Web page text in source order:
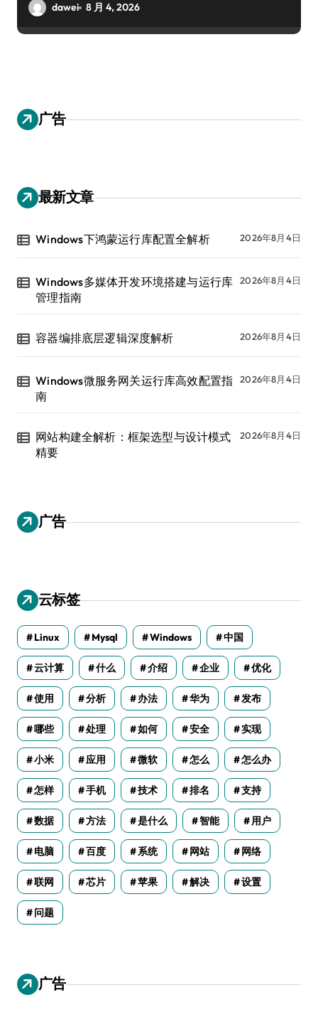
dawei 8 月 4, 2026
广告
最新文章
Windows下鸿蒙运行库配置全解析 2026年8月4日
Windows多媒体开发环境搭建与运行库
管理指南
2026年8月4日
容器编排底层逻辑深度解析 2026年8月4日
Windows微服务网关运行库高效配置指
南
2026年8月4日
网站构建全解析：框架选型与设计模式
精要
2026年8月4日
广告
云标签
Linux Mysql Windows 中国
云计算 什么 介绍 企业 优化
使用 分析 办法 华为 发布
哪些 处理 如何 安全 实现
小米 应用 微软 怎么 怎么办
怎样 手机 技术 排名 支持
数据 方法 是什么 智能 用户
电脑 百度 系统 网站 网络
联网 芯片 苹果 解决 设置
问题
广告